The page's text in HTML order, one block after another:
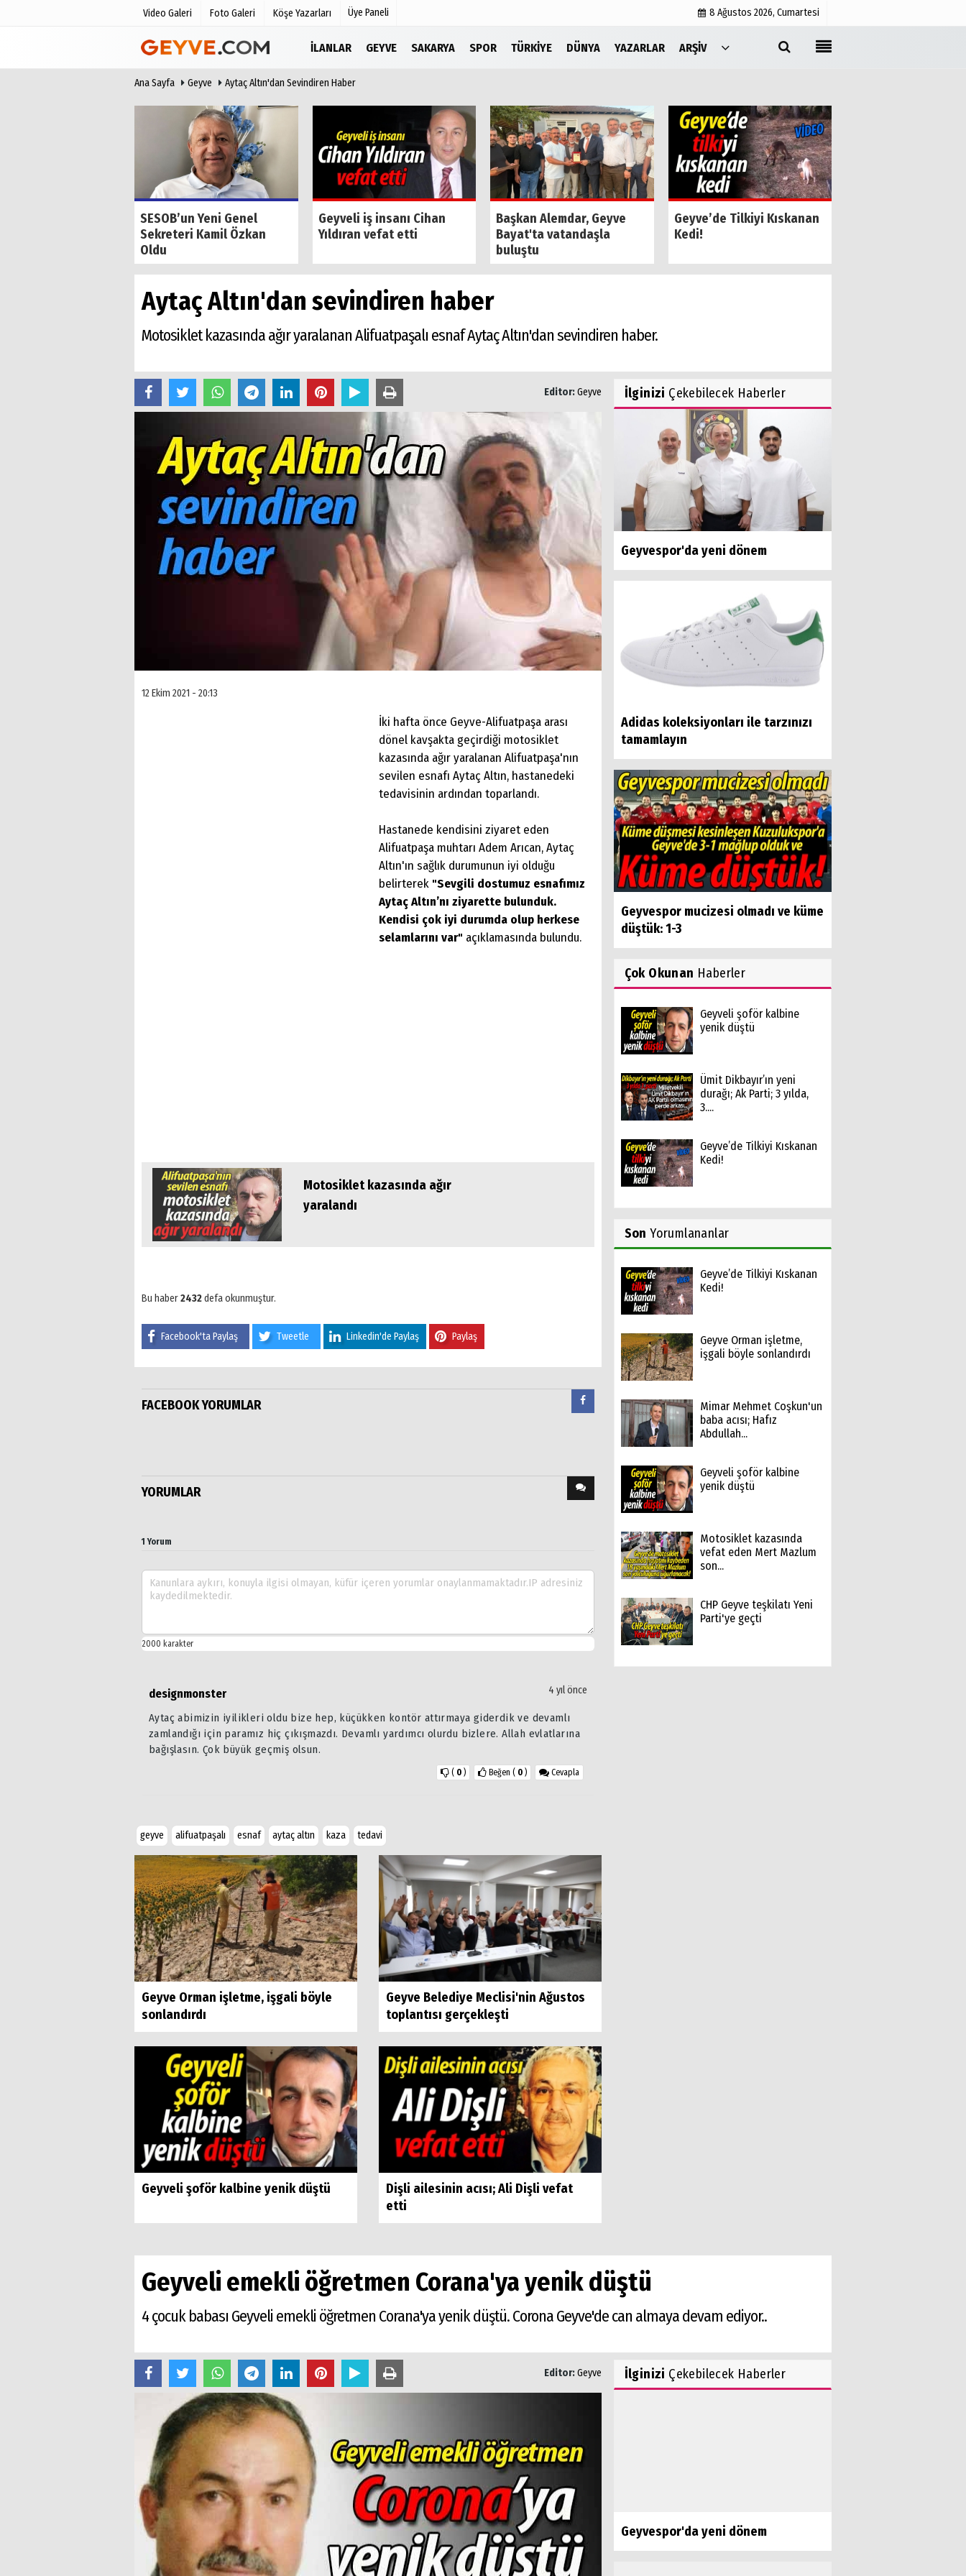
Video Galeri Foto Galeri Köşe Yazarları Üye Paneli 8 Ağustos 2026, Cumartesi
İLANLAR GEYVE SAKARYA SPOR TÜRKIYE DÜNYA YAZARLAR ARŞIV
Anketler
Biyografiler
Video Galeri
Foto Galeri
Etkinlikler
Medyabar.com
Künye
İletişim
Ana Sayfa Geyve Aytaç Altın'dan Sevindiren Haber
SESOB’un Yeni Genel
Sekreteri Kamil Özkan
Oldu
Geyveli iş insanı Cihan
Yıldıran vefat etti
Başkan Alemdar, Geyve
Bayat'ta vatandaşla
buluştu
Geyve’de Tilkiyi Kıskanan
Kedi!
Aytaç Altın'dan sevindiren haber
Motosiklet kazasında ağır yaralanan Alifuatpaşalı esnaf Aytaç Altın'dan sevindiren haber.
Editor:Geyve
12 Ekim 2021 - 20:13
İki hafta önce Geyve-Alifuatpaşa arası
dönel kavşakta geçirdiği motosiklet
kazasında ağır yaralanan Alifuatpaşa'nın
sevilen esnafı Aytaç Altın, hastanedeki
tedavisinin ardından toparlandı.
Hastanede kendisini ziyaret eden
Alifuatpaşa muhtarı Adem Arıcan, Aytaç
Altın'ın sağlık durumunun iyi olduğu
belirterek "Sevgili dostumuz esnafımız
Aytaç Altın’nı ziyarette bulunduk.
Kendisi çok iyi durumda olup herkese
selamlarını var" açıklamasında bulundu.
Motosiklet kazasında ağır
yaralandı
Bu haber2432defa okunmuştur.
Facebook'ta Paylaş Tweetle Linkedin'de Paylaş Paylaş
FACEBOOK YORUMLAR
YORUMLAR
1 Yorum
designmonster 4 yıl önce
Aytaç abimizin iyilikleri oldu bize hep, küçükken kontör attırmaya giderdik ve devamlı
zamlandığı için paramız hiç çıkışmazdı. Devamlı yardımcı olurdu bizlere. Allah evlatlarına
bağışlasın. Çok büyük geçmiş olsun.
Cevapla
Beğen ( 0 )
( 0 )
geyve alifuatpaşalı esnaf aytaç altın kaza tedavi
Geyve Orman işletme, işgali böyle
sonlandırdı
Geyve Belediye Meclisi'nin Ağustos
toplantısı gerçekleşti
Geyveli şoför kalbine yenik düştü
Dişli ailesinin acısı; Ali Dişli vefat
etti
İlginizi Çekebilecek Haberler
Geyvespor'da yeni dönem
Adidas koleksiyonları ile tarzınızı
tamamlayın
Geyvespor mucizesi olmadı ve küme
düştük: 1-3
Çok Okunan Haberler
Geyveli şoför kalbine
yenik düştü
Ümit Dikbayır’ın yeni
durağı; Ak Parti; 3 yılda,
3....
Geyve’de Tilkiyi Kıskanan
Kedi!
Son Yorumlananlar
Geyve’de Tilkiyi Kıskanan
Kedi!
Geyve Orman işletme,
işgali böyle sonlandırdı
Mimar Mehmet Coşkun'un
baba acısı; Hafız
Abdullah...
Geyveli şoför kalbine
yenik düştü
Motosiklet kazasında
vefat eden Mert Mazlum
son...
CHP Geyve teşkilatı Yeni
Parti'ye geçti
Geyveli emekli öğretmen Corana'ya yenik düştü
4 çocuk babası Geyveli emekli öğretmen Corana'ya yenik düştü. Corona Geyve'de can almaya devam ediyor..
Editor:Geyve İlginizi Çekebilecek Haberler
Geyvespor'da yeni dönem